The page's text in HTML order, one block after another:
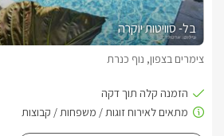
בל- סוויטות יוקרה
צימרים בצפון, נוף כנרת